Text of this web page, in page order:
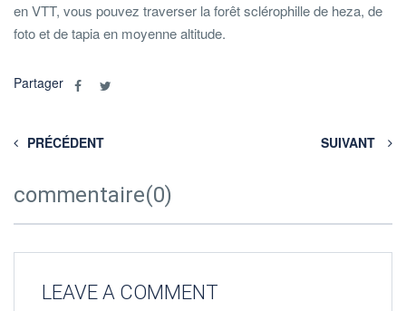
en VTT, vous pouvez traverser la forêt sclérophille de heza, de
foto et de tapia en moyenne altitude.
Partager
PRÉCÉDENT SUIVANT
commentaire(0)
LEAVE A COMMENT